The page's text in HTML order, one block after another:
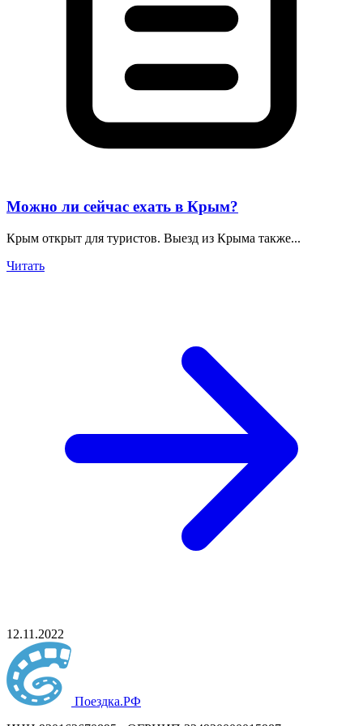
Можно ли сейчас ехать в Крым?
Крым открыт для туристов. Выезд из Крыма также...
Читать
12.11.2022
Поездка.РФ